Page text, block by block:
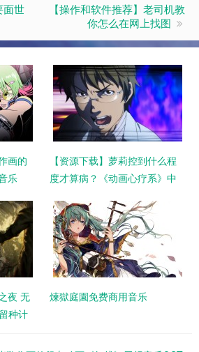
面世
【操作和软件推荐】老司机教
你怎么在网上找图
画的
乐
门资
【资源下载】萝莉控到什么程
度才算病？《动画心疗系》中
划第2期】
夜 无
种计
煉獄庭園免费商用音乐